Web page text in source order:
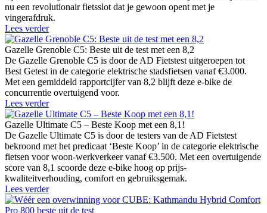
nu een revolutionair fietsslot dat je gewoon opent met je
vingerafdruk.
Lees verder
Gazelle Grenoble C5: Beste uit de test met een 8,2
De Gazelle Grenoble C5 is door de AD Fietstest uitgeroepen tot
Best Getest in de categorie elektrische stadsfietsen vanaf €3.000.
Met een gemiddeld rapportcijfer van 8,2 blijft deze e-bike de
concurrentie overtuigend voor.
Lees verder
Gazelle Ultimate C5 – Beste Koop met een 8,1!
De Gazelle Ultimate C5 is door de testers van de AD Fietstest
bekroond met het predicaat ‘Beste Koop’ in de categorie elektrische
fietsen voor woon-werkverkeer vanaf €3.500. Met een overtuigende
score van 8,1 scoorde deze e-bike hoog op prijs-
kwaliteitverhouding, comfort en gebruiksgemak.
Lees verder